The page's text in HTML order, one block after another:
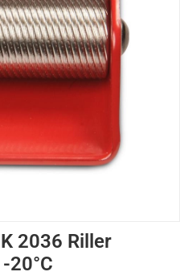
2036 Riller
20°С